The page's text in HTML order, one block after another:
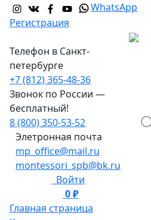
WhatsApp
Регистрация
Телефон в Санкт-
петербурге
+7 (812) 365-48-36
Звонок по России —
бесплатный!
8 (800) 350-53-52
Элетронная почта
mp_office@mail.ru
montessori_spb@bk.ru
Войти
0 ₽
Главная страница